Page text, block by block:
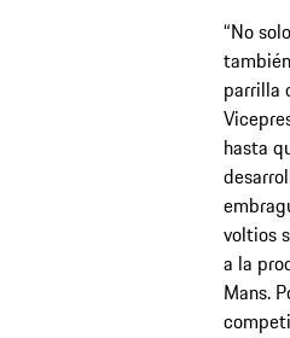
“No
parrilla
hasta
voltios
a la
Mans.